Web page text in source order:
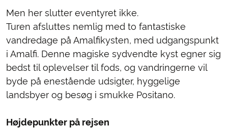
Men her slutter eventyret ikke.
Turen afsluttes nemlig med to fantastiske
vandredage på Amalfikysten, med udgangspunkt
i Amalfi. Denne magiske sydvendte kyst egner sig
bedst til oplevelser til fods, og vandringerne vil
byde på enestående udsigter, hyggelige
landsbyer og besøg i smukke Positano.
Højdepunkter på rejsen